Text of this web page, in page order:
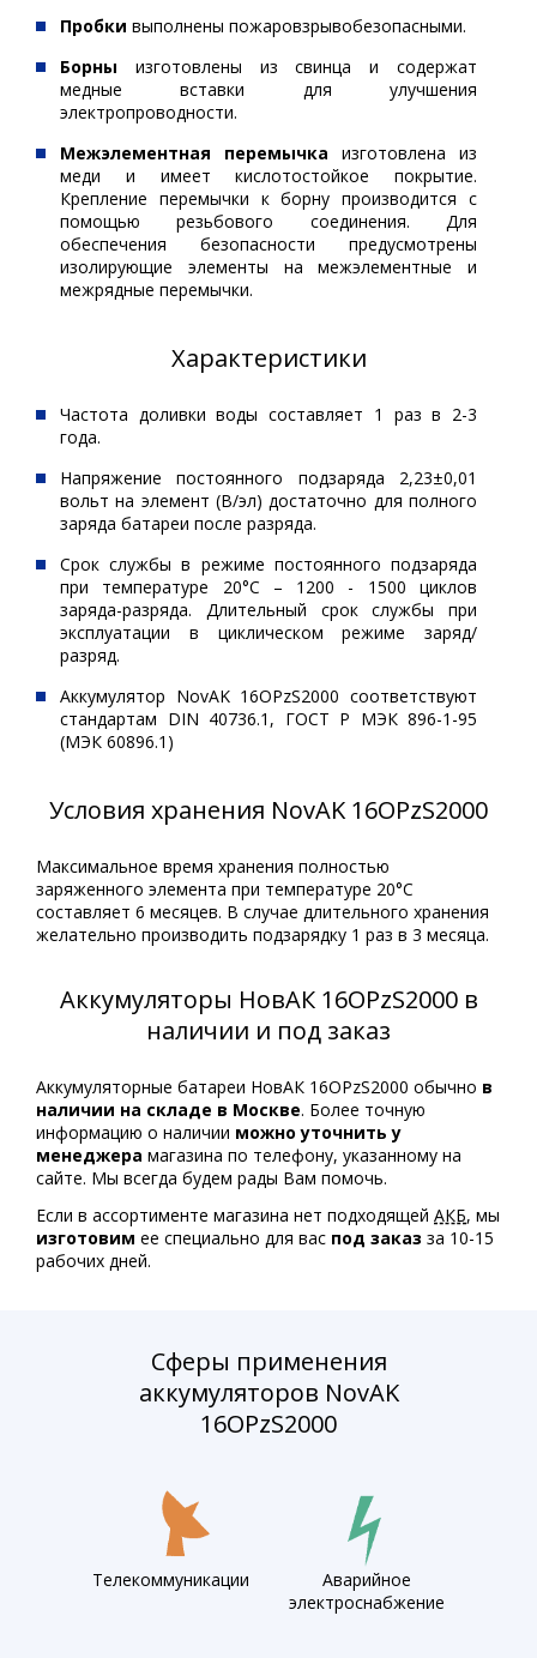
Пробки выполнены пожаровзрывобезопасными.
Борны изготовлены из свинца и содержат
медные вставки для улучшения
электропроводности.
Межэлементная перемычка изготовлена из
меди и имеет кислотостойкое покрытие.
Крепление перемычки к борну производится с
помощью резьбового соединения. Для
обеспечения безопасности предусмотрены
изолирующие элементы на межэлементные и
межрядные перемычки.
Характеристики
Частота доливки воды составляет 1 раз в 2-3
года.
Напряжение постоянного подзаряда 2,23±0,01
вольт на элемент (В/эл) достаточно для полного
заряда батареи после разряда.
Срок службы в режиме постоянного подзаряда
при температуре 20°С – 1200 - 1500 циклов
заряда-разряда. Длительный срок службы при
эксплуатации в циклическом режиме заряд/
разряд.
Аккумулятор NovAK 16OPzS2000 соответствуют
стандартам DIN 40736.1, ГОСТ Р МЭК 896-1-95
(МЭК 60896.1)
Условия хранения NovAK 16OPzS2000
Максимальное время хранения полностью
заряженного элемента при температуре 20°С
составляет 6 месяцев. В случае длительного хранения
желательно производить подзарядку 1 раз в 3 месяца.
Аккумуляторы НовАК 16OPzS2000 в
наличии и под заказ
Аккумуляторные батареи НовАК 16OPzS2000 обычно в
наличии на складе в Москве. Более точную
информацию о наличии можно уточнить у
менеджера магазина по телефону, указанному на
сайте. Мы всегда будем рады Вам помочь.
Если в ассортименте магазина нет подходящей АКБ, мы
изготовим ее специально для вас под заказ за 10-15
рабочих дней.
Сферы применения
аккумуляторов NovAK
16OPzS2000
Телекоммуникации
Аварийное
электроснабжение